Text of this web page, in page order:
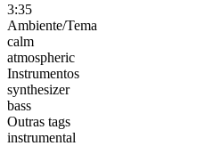
3:35
Ambiente/Tema
calm
atmospheric
Instrumentos
synthesizer
bass
Outras tags
instrumental